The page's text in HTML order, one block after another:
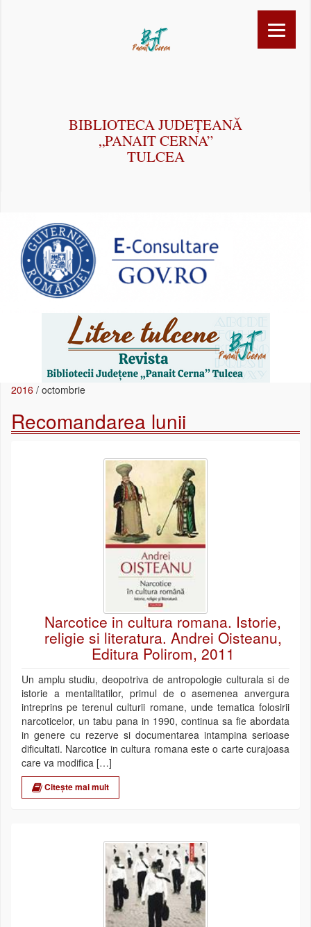
BIBLIOTECA JUDEȚEANĂ
„PANAIT CERNA”
TULCEA
2016 / octombrie
Recomandarea lunii
Narcotice in cultura romana. Istorie,
religie si literatura. Andrei Oisteanu,
Editura Polirom, 2011
Un amplu studiu, deopotriva de antropologie culturala si de
istorie a mentalitatilor, primul de o asemenea anvergura
intreprins pe terenul culturii romane, unde tematica folosirii
narcoticelor, un tabu pana in 1990, continua sa fie abordata
in genere cu rezerve si documentarea intampina serioase
dificultati. Narcotice in cultura romana este o carte curajoasa
care va modifica […]
Citește mai mult